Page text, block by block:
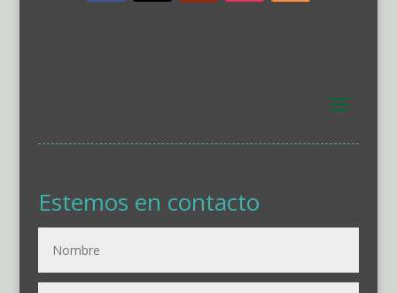
Estemos en contacto